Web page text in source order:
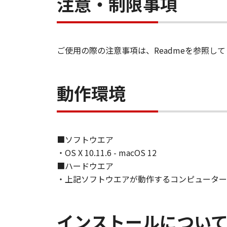
ご使用の際の注意事項は、Readmeを参照して
動作環境
■ソフトウエア
・OS X 10.11.6 - macOS 12
■ハードウエア
・上記ソフトウエアが動作するコンピューター
インストールについて